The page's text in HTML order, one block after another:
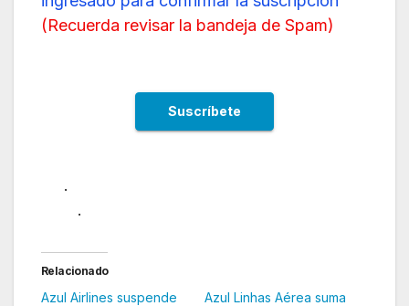
(Recuerda revisar la bandeja de Spam)
.
.
Relacionado
Azul Airlines suspende
Azul Linhas Aérea suma